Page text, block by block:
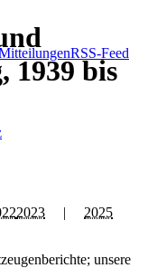
RSS-Feed
2023 | 2025
unsere
1939 bis